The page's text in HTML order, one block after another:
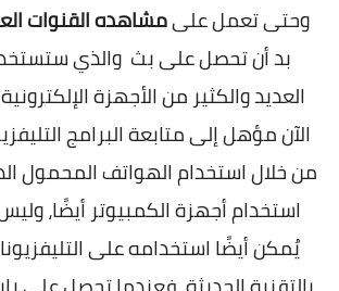
وحتى تعمل علىمشاهده القنوات
بد أن تحصل على بث والذي
العديد والكثير من الأجهزة
الآن مؤهل إلى متابعة البرامج
من خلال استخدام الهواتف المحمول
استخدام أجهزة الكمبيوتر أيضًا،
يُمكن أيضًا استخدامه على